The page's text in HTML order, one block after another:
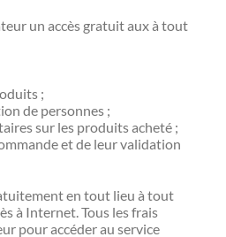
un accès gratuit aux à tout
;
de personnes ;
sur les produits acheté ;
et de leur validation
en tout lieu à tout
à Internet. Tous les frais
pour accéder au service